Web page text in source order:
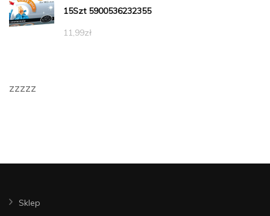
15Szt 5900536232355
11,99zł
zzzzz
Sklep